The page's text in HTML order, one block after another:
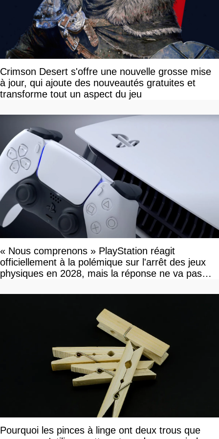
Crimson Desert s'offre une nouvelle grosse mise
à jour, qui ajoute des nouveautés gratuites et
transforme tout un aspect du jeu
« Nous comprenons » PlayStation réagit
officiellement à la polémique sur l'arrêt des jeux
physiques en 2028, mais la réponse ne va pas
Pourquoi les pinces à linge ont deux trous que